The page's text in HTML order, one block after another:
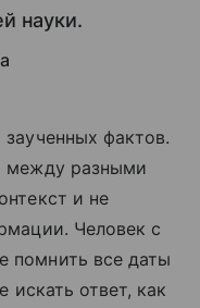
науки.
фактов.
между разными
и не
Человек с
помнить все даты
искать ответ, как